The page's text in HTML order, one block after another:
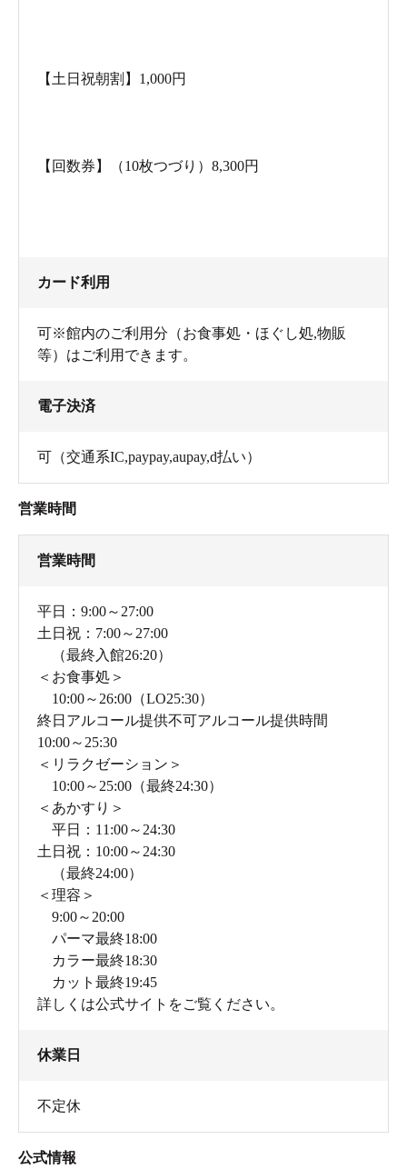
売店ではサウナハットなども販売しています。
脱衣所とパウダールーム
脱衣所のロッカーは、空いている場所を自分で自由に選
んで使えます。もし貴重品が気になるという人は、大浴
場へ向かう廊下の手前にある貴重品用ロッカーに預けて
おくと安心です。
脱衣所のロッカーのサイズには大小あるので、子どもと
一緒に来たときは、大きなロッカーに荷物をまとめて一
緒に入れちゃうのがおすすめ。男女どちらの脱衣所にも
ベビーベッドが置いてあるので、小さな子ども連れでも
着替えに手間取りません。
【土日祝朝割】1,000円
【回数券】（10枚つづり）8,300円
カード利用
可※館内のご利用分（お食事処・ほぐし処,物販
等）はご利用できます。
電子決済
可（交通系IC,paypay,aupay,d払い）
営業時間
営業時間
平日：9:00～27:00
土日祝：7:00～27:00
（最終入館26:20）
＜お食事処＞
10:00～26:00（LO25:30）
終日アルコール提供不可アルコール提供時間
10:00～25:30
＜リラクゼーション＞
10:00～25:00（最終24:30）
＜あかすり＞
平日：11:00～24:30
土日祝：10:00～24:30
（最終24:00）
＜理容＞
9:00～20:00
パーマ最終18:00
カラー最終18:30
カット最終19:45
詳しくは公式サイトをご覧ください。
休業日
不定休
公式情報